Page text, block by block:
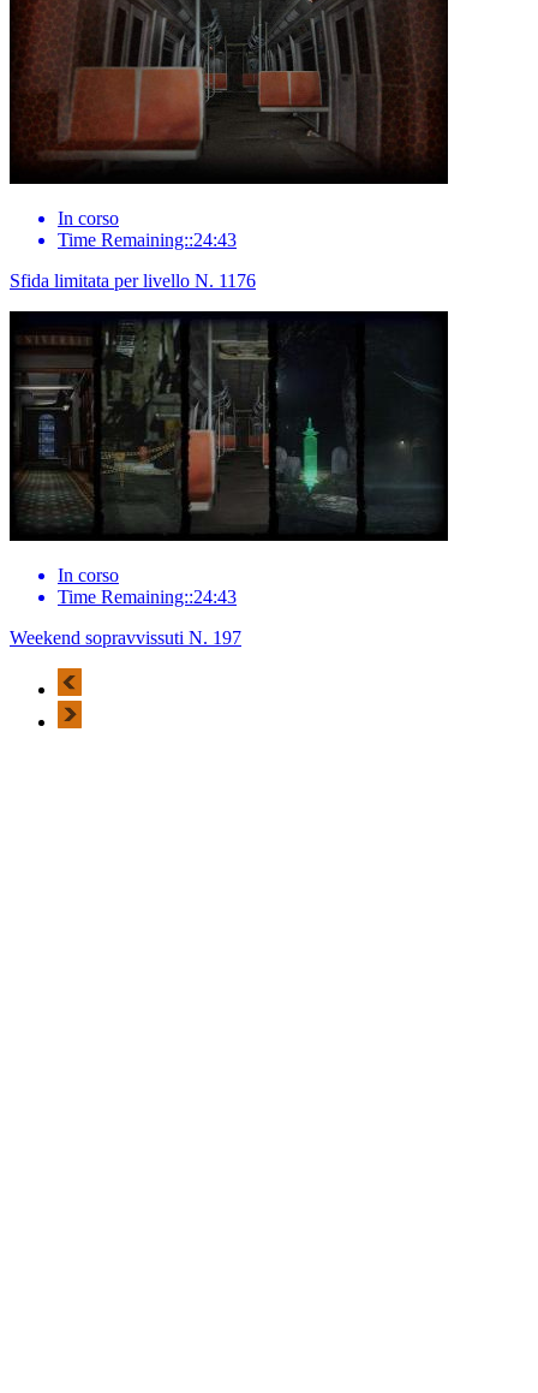
In corso
Time Remaining::24:43
Sfida limitata per livello N. 1176
In corso
Time Remaining::24:43
Weekend sopravvissuti N. 197